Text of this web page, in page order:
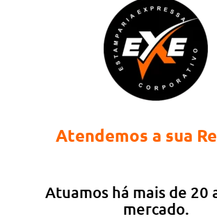
Atendemos a sua
Atuamos há mais de 20
mercado.